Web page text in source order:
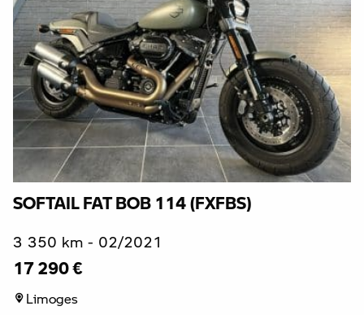
SOFTAIL FAT BOB 114 (FXFBS)
3 350 km - 02/2021
17 290 €
Limoges